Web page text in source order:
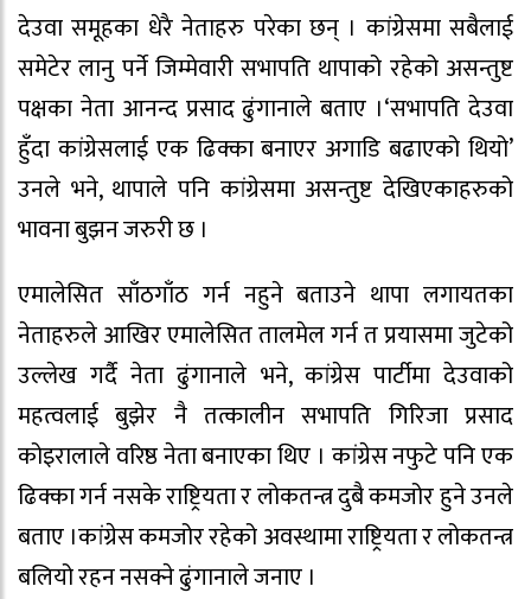
देउवा समूहका धेरै नेताहरु परेका छन् । कांग्रेसमा सबैलाई
समेटेर लानु पर्ने जिम्मेवारी सभापति थापाको रहेको असन्तुष्ट
पक्षका नेता आनन्द प्रसाद ढुंगानाले बताए ।‘सभापति देउवा
हुँदा कांग्रेसलाई एक ढिक्का बनाएर अगाडि बढाएको थियो’
उनले भने, थापाले पनि कांग्रेसमा असन्तुष्ट देखिएकाहरुको
भावना बुझन जरुरी छ ।
एमालेसित साँठगाँठ गर्न नहुने बताउने थापा लगायतका
नेताहरुले आखिर एमालेसित तालमेल गर्न त प्रयासमा जुटेको
उल्लेख गर्दै नेता ढुंगानाले भने, कांग्रेस पार्टीमा देउवाको
महत्वलाई बुझेर नै तत्कालीन सभापति गिरिजा प्रसाद
कोइरालाले वरिष्ठ नेता बनाएका थिए । कांग्रेस नफुटे पनि एक
ढिक्का गर्न नसके राष्ट्रियता र लोकतन्त्र दुबै कमजोर हुने उनले
बताए ।कांग्रेस कमजोर रहेको अवस्थामा राष्ट्रियता र लोकतन्त्र
बलियो रहन नसक्ने ढुंगानाले जनाए ।